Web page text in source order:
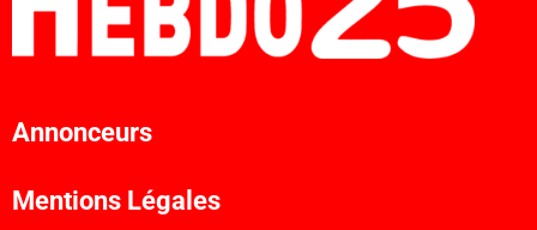
Annonceurs
Mentions Légales